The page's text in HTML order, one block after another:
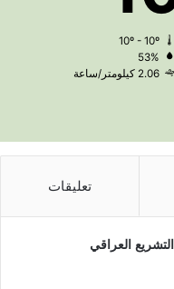
53%
2.06 كيلومتر/ساعة
تعليقات
العراقي